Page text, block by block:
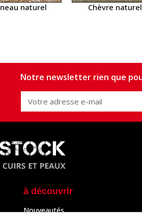
naturel Chèvre naturel
Notre newsletter rien que
à découvrir
Nouveautés